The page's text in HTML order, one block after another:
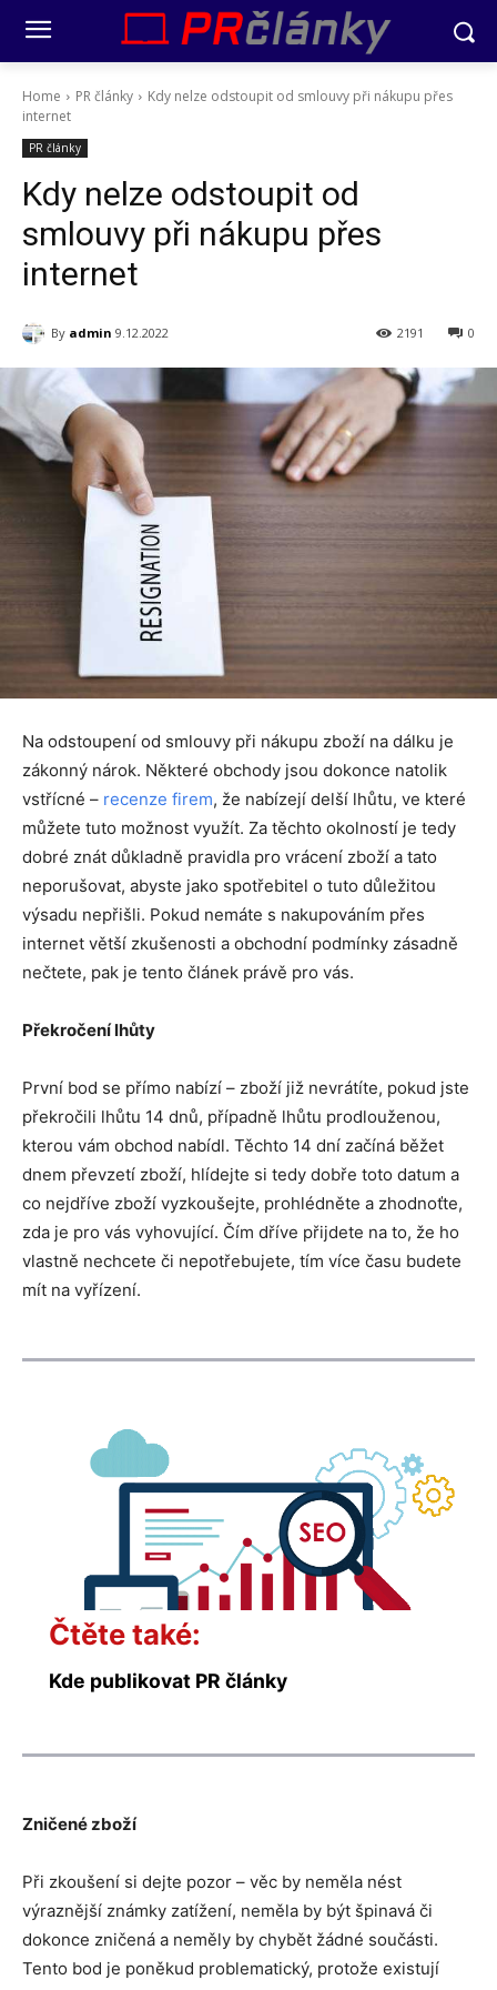
Home PR články
Kdy nelze odstoupit od smlouvy při nákupu přes
internet
PR články
Kdy nelze odstoupit od
smlouvy při nákupu přes
internet
By admin 9.12.2022 0
2191
Na odstoupení od smlouvy při nákupu zboží na dálku je
zákonný nárok. Některé obchody jsou dokonce natolik
vstřícné – recenze firem, že nabízejí delší lhůtu, ve které
můžete tuto možnost využít. Za těchto okolností je tedy
dobré znát důkladně pravidla pro vrácení zboží a tato
neporušovat, abyste jako spotřebitel o tuto důležitou
výsadu nepřišli. Pokud nemáte s nakupováním přes
internet větší zkušenosti a obchodní podmínky zásadně
nečtete, pak je tento článek právě pro vás.
Překročenílhůty
První bod se přímo nabízí – zboží již nevrátíte, pokud jste
překročili lhůtu 14 dnů, případně lhůtu prodlouženou,
kterou vám obchod nabídl. Těchto 14 dní začíná běžet
dnem převzetí zboží, hlídejte si tedy dobře toto datum a
co nejdříve zboží vyzkoušejte, prohlédněte a zhodnoťte,
zda je pro vás vyhovující. Čím dříve přijdete na to, že ho
vlastně nechcete či nepotřebujete, tím více času budete
mít na vyřízení.
Čtěte také:
Kde publikovat PR články
Zničenézboží
Při zkoušení si dejte pozor – věc by neměla nést
výraznější známky zatížení, neměla by být špinavá či
dokonce zničená a neměly by chybět žádné součásti.
Tento bod je poněkud problematický, protože existují